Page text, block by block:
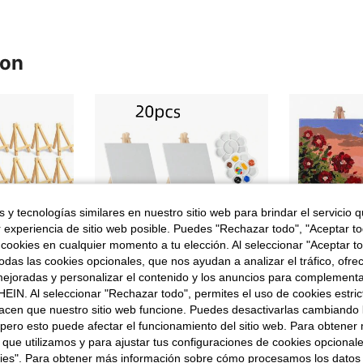
Ahorro de 0,01€
Set de 20 piezas mini lienzo y caballete (7 lienzos + 2 caballetes + 3 pinturas + 6 pinceles + 2 paletas) adecuado para pintura, pintura al óleo, práctica de acuarela, pintura pequeña, manualidades y fiestas de arte, Día de la Madre, regalo para mamá, vuelta a la escuela, útiles escolares
7,41€ 7,42€
-1% Caballete de trípode de madera portátil, caballete de arte de
#2 Más
y tecnologías similares en nuestro sitio web para brindar el servicio
de sitio web posible. Puedes "Rechazar todo", "Aceptar
en cualquier momento a tu elección. Al seleccionar "Aceptar
las cookies opcionales, que nos ayudan a analizar el tráfico,
y personalizar el contenido y los anuncios para
Al seleccionar "Rechazar todo", permites el uso de cookies
que nuestro sitio web funcione. Puedes desactivarlas cambiando
esto puede afectar el funcionamiento del sitio web. Para obtener
utilizamos y para ajustar tus configuraciones de cookies
Para obtener más información sobre cómo procesamos los datos